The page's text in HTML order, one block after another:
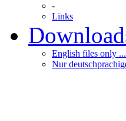
-
Links
English files only ...
Nur